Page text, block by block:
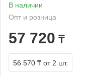
В наличии
Опт и розница
57 720 ₸
56 570 ₸ от 2 шт.